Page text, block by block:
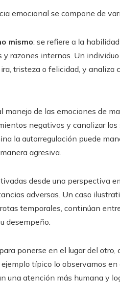
emocional se compone de
mismo: se refiere a la
razones internas. Un
tristeza o felicidad, y analiza
manejo de las emociones de
negativos y canalizar
la autorregulación puede
agresiva.
desde una perspectiva
adversas. Un caso
temporales, continúan
desempeño.
ponerse en el lugar del
típico lo observamos
una atención más humana y